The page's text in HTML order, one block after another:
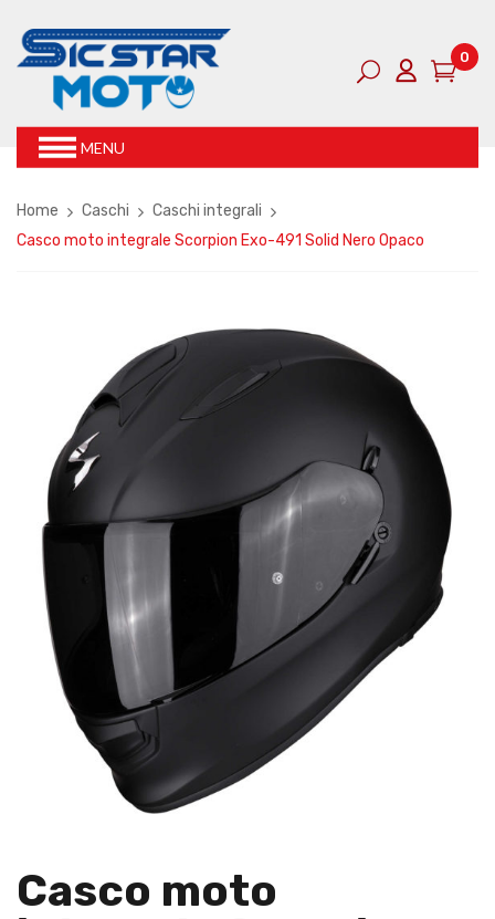
0
MENU
Home Caschi
Caschi integrali
Casco moto integrale Scorpion Exo-491 Solid Nero Opaco
Casco moto